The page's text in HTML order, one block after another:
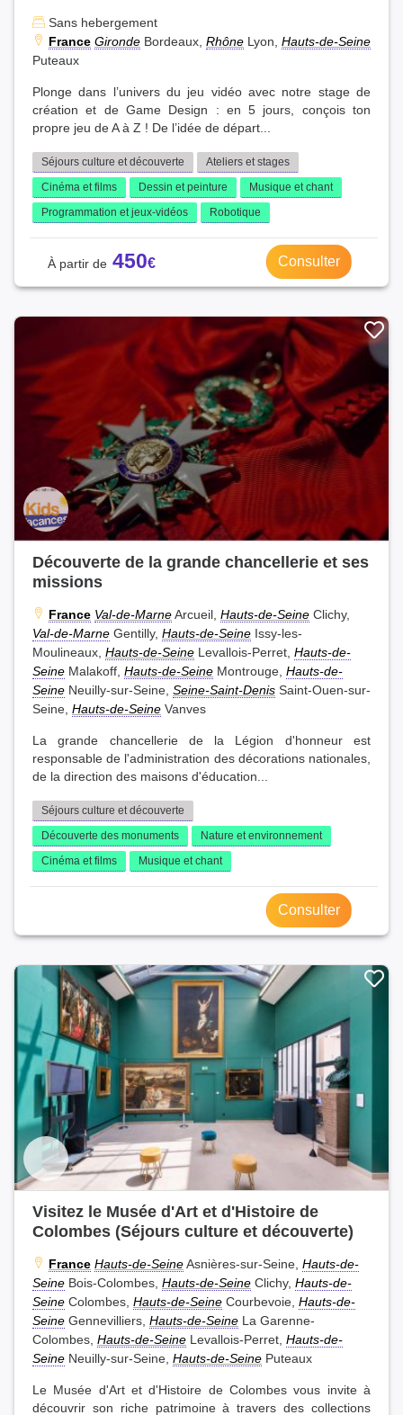
Sans hebergement
France Gironde Bordeaux, Rhône Lyon, Hauts-de-Seine
Puteaux
Plonge dans l’univers du jeu vidéo avec notre stage de
création et de Game Design : en 5 jours, conçois ton
propre jeu de A à Z ! De l’idée de départ...
Séjours culture et découverte
Ateliers et stages
Cinéma et films
Dessin et peinture
Musique et chant
Programmation et jeux-vidéos
Robotique
450 Consulter
Découverte de la grande chancellerie et ses
missions
France Val-de-MarneArcueil, Hauts-de-Seine Clichy,
Val-de-Marne Gentilly, Hauts-de-Seine Issy-les-
Moulineaux, Hauts-de-Seine Levallois-Perret, Hauts-de-
Seine Malakoff, Hauts-de-Seine Montrouge, Hauts-de-
Seine Neuilly-sur-Seine, Seine-Saint-Denis Saint-Ouen-sur-
Seine, Hauts-de-Seine Vanves
La grande chancellerie de la Légion d'honneur est
responsable de l'administration des décorations nationales,
de la direction des maisons d'éducation...
Séjours culture et découverte
Découverte des monuments
Nature et environnement
Cinéma et films
Musique et chant
Consulter
Visitez le Musée d'Art et d'Histoire de
Colombes (Séjours culture et découverte)
France Hauts-de-SeineAsnières-sur-Seine, Hauts-de-
Seine Bois-Colombes, Hauts-de-Seine Clichy, Hauts-de-
Seine Colombes, Hauts-de-Seine Courbevoie, Hauts-de-
Seine Gennevilliers, Hauts-de-Seine La Garenne-
Colombes, Hauts-de-Seine Levallois-Perret, Hauts-de-
Seine Neuilly-sur-Seine, Hauts-de-Seine Puteaux
Le Musée d'Art et d'Histoire de Colombes vous invite à
découvrir son riche patrimoine à travers des collections